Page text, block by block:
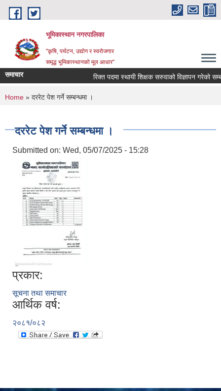
Skip to main content
भूमिकास्थान नगरपालिका
"कृषि, पर्यटन, उद्योग र स्वरोजगार
समृद्ध भूमिकास्थानको मूल आधार"
समाचार रिक्त पदमा स्थायी शिक्षक सरुवाको विज्ञापन गरेको
You are here
Home » दररेट पेश गर्ने सम्बन्धमा ।
दररेट पेश गर्ने सम्बन्धमा ।
Submitted on: Wed, 05/07/2025 - 15:28
प्रकार:
सूचना तथा समाचार
आर्थिक वर्ष:
२०८१/०८२